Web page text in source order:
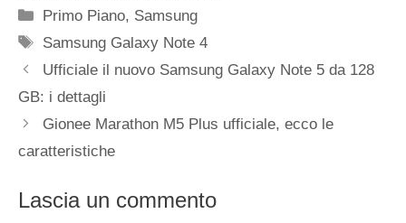
Categorie
Primo Piano, Samsung
Tag
Samsung Galaxy Note 4
Ufficiale il nuovo Samsung Galaxy Note 5 da 128
GB: i dettagli
Gionee Marathon M5 Plus ufficiale, ecco le
caratteristiche
Lascia un commento